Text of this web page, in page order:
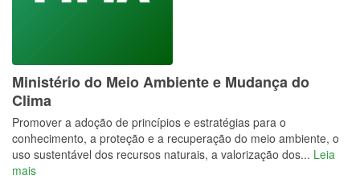
Ministério do Meio Ambiente e Mudança do
Clima
Promover a adoção de princípios e estratégias para o
conhecimento, a proteção e a recuperação do meio ambiente, o
uso sustentável dos recursos naturais, a valorização dos... Leia
mais